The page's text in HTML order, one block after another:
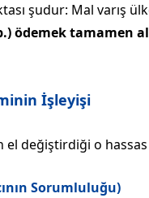
şudur: Mal varış
ödemek tamamen
İşleyişi
değiştirdiği o
Sorumluluğu)